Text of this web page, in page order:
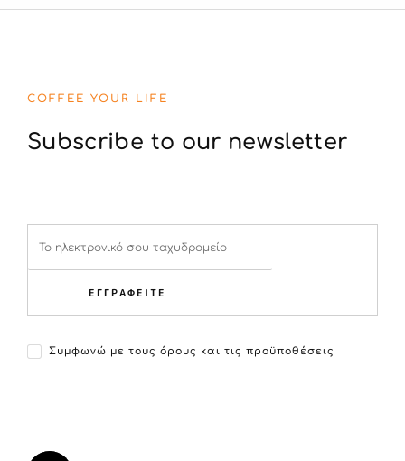
COFFEE YOUR LIFE
Subscribe to our newsletter
ΕΓΓΡΑΦΕΙΤΕ
Συμφωνώ με τους όρους και τις προϋποθέσεις